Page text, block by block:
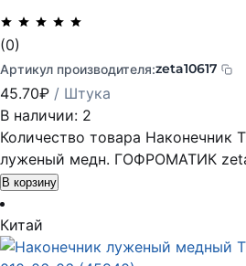
(0)
Артикул производителя:zeta10617
45.70₽ / Штука
В наличии: 2
Количество товара Наконечник
луженый медн. ГОФРОМАТИК
В корзину
Китай